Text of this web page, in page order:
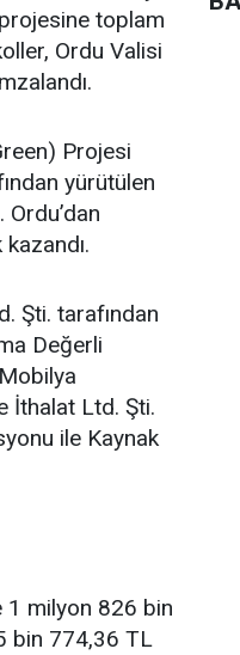
toplam
Ordu Valisi
Projesi
yürütülen
Ordu’dan
Şti. tarafından
Değerli
İthalat Ltd. Şti.
ile Kaynak
1 milyon 826 bin
bin 774,36 TL